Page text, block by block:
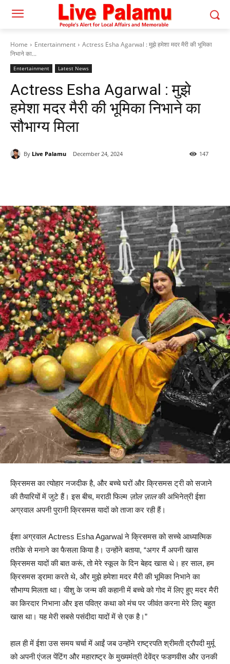
Home Entertainment
Actress Esha Agarwal : मुझे हमेशा मदर मैरी की भूमिका
निभाने का...
Entertainment Latest News
Actress Esha Agarwal : मुझे
हमेशा मदर मैरी की भूमिका निभाने का
सौभाग्य मिला
By Live Palamu December 24, 2024 147
क्रिसमस का त्योहार नजदीक है, और बच्चे घरों और क्रिसमस ट्री को सजाने
की तैयारियों में जुटे हैं। इस बीच, मराठी फिल्म ज़ोल ज़ालकी अभिनेत्री ईशा
अग्रवाल अपनी पुरानी क्रिसमस यादों को ताजा कर रही हैं।
ईशा अग्रवाल Actress Esha Agarwal ने क्रिसमस को सच्चे आध्यात्मिक
तरीके से मनाने का फैसला किया है। उन्होंने बताया, “अगर मैं अपनी खास
क्रिसमस यादों की बात करूं, तो मेरे स्कूल के दिन बेहद खास थे। हर साल, हम
क्रिसमस ड्रामा करते थे, और मुझे हमेशा मदर मैरी की भूमिका निभाने का
सौभाग्य मिलता था। यीशु के जन्म की कहानी में बच्चे को गोद में लिए हुए मदर मैरी
का किरदार निभाना और इस पवित्र कथा को मंच पर जीवंत करना मेरे लिए बहुत
खास था। यह मेरी सबसे पसंदीदा यादों में से एक है।”
हाल ही में ईशा उस समय चर्चा में आईं जब उन्होंने राष्ट्रपति श्रीमती द्रौपदी मुर्मू
को अपनी एंजल पेंटिंग और महाराष्ट्र के मुख्यमंत्री देवेंद्र फडणवीस और उनकी